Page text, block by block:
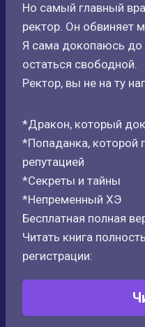
Но самый главный
ректор. Он обвиняет
Я сама докопаюсь
остаться свободной.
Ректор, вы не на ту
*Дракон, который
*Попаданка, которой
репутацией
*Секреты и тайны
*Непременный ХЭ
Бесплатная полная
Читать книга
регистрации: